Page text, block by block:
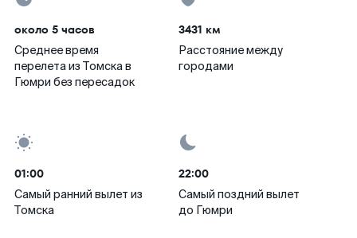
около 5 часов
Среднее время
перелета из Томска в
Гюмри без пересадок
3431 км
Расстояние между
городами
01:00
Самый ранний вылет из
Томска
22:00
Самый поздний вылет
до Гюмри